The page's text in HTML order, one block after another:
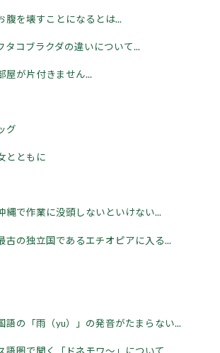
腹を壊すことになるとは...
タコブラクダの違いについて...
屋が片付きません...
グ
とともに
縄で作業に没頭しないといけない...
古の独立国であるエチオピアに入る...
語の「雨（yu）」の発音がたまらない...